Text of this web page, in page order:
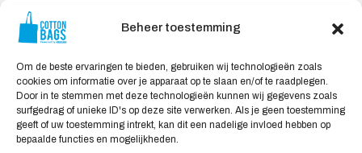
Beheer toestemming
Om de beste ervaringen te bieden, gebruiken wij technologieën zoals
cookies om informatie over je apparaat op te slaan en/of te raadplegen.
Door in te stemmen met deze technologieën kunnen wij gegevens zoals
surfgedrag of unieke ID's op deze site verwerken. Als je geen toestemming
geeft of uw toestemming intrekt, kan dit een nadelige invloed hebben op
bepaalde functies en mogelijkheden.
Kontakt
Datenschutzerklärung
Sicheres Einkaufen
Mein Konto